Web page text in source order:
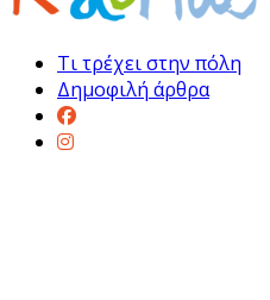
Τι τρέχει στην πόλη
Δημοφιλή άρθρα